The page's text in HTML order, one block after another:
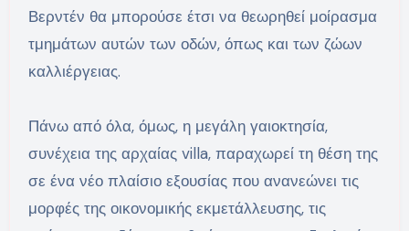
Βερντέν θα μπορούσε έτσι να θεωρηθεί μοίρασμα
τμημάτων αυτών των οδών, όπως και των ζώων
καλλιέργειας.
Πάνω από όλα, όμως, η μεγάλη γαιοκτησία,
συνέχεια της αρχαίας villa, παραχωρεί τη θέση της
σε ένα νέο πλαίσιο εξουσίας που ανανεώνει τις
μορφές της οικονομικής εκμετάλλευσης, τις